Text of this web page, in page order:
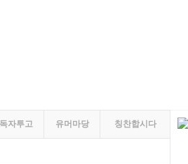
독자투고 유머마당 칭찬합시다